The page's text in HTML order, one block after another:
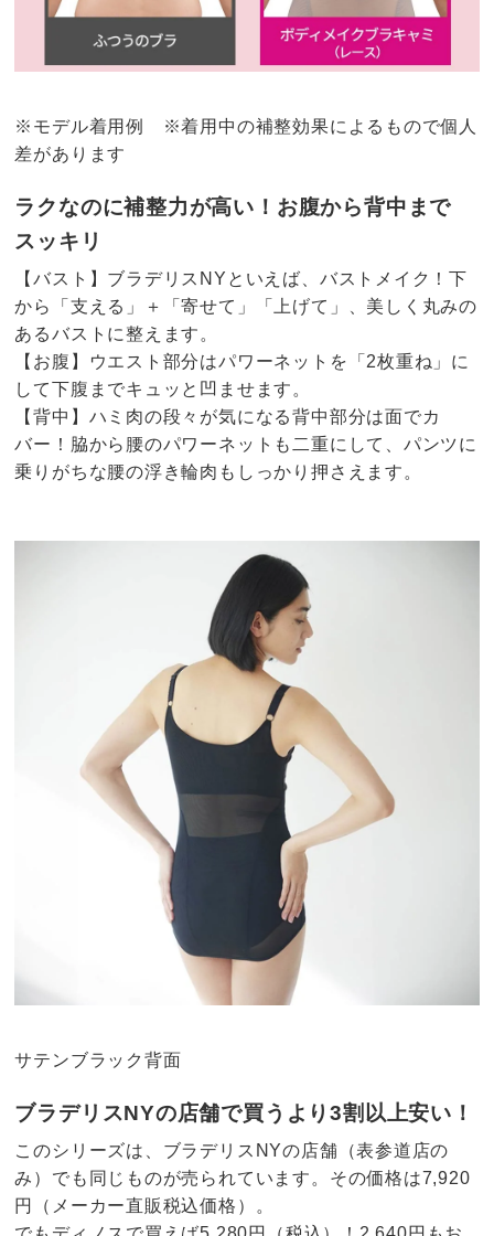
※モデル着用例 ※着用中の補整効果によるもので個人
差があります
ラクなのに補整力が高い！お腹から背中まで
スッキリ
【バスト】ブラデリスNYといえば、バストメイク！下
から「支える」＋「寄せて」「上げて」、美しく丸みの
あるバストに整えます。
【お腹】ウエスト部分はパワーネットを「2枚重ね」に
して下腹までキュッと凹ませます。
【背中】ハミ肉の段々が気になる背中部分は面でカ
バー！脇から腰のパワーネットも二重にして、パンツに
乗りがちな腰の浮き輪肉もしっかり押さえます。
サテンブラック背面
ブラデリスNYの店舗で買うより3割以上安い！
このシリーズは、ブラデリスNYの店舗（表参道店の
み）でも同じものが売られています。その価格は7,920
円（メーカー直販税込価格）。